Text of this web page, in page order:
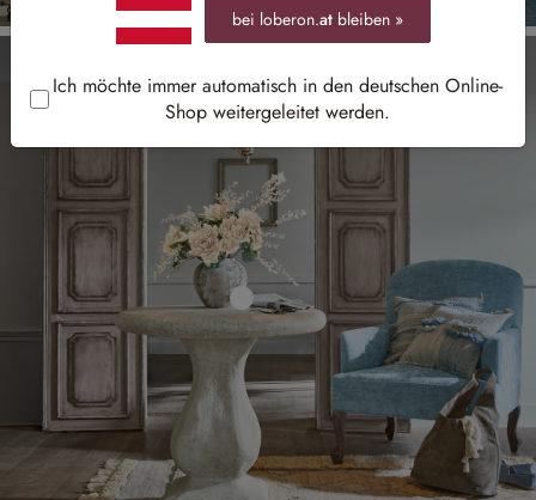
bei loberon.at bleiben »
Ich möchte immer automatisch in den deutschen Online-
Shop weitergeleitet werden.